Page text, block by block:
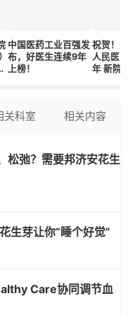
中国医药工业百强发
布，好医生连续9年
上榜！
祝贺！广
人民医院
年 新院志
关科室 相关内容
松弛？需要邦济安花生
生芽让你“睡个好觉”
Care协同调节血